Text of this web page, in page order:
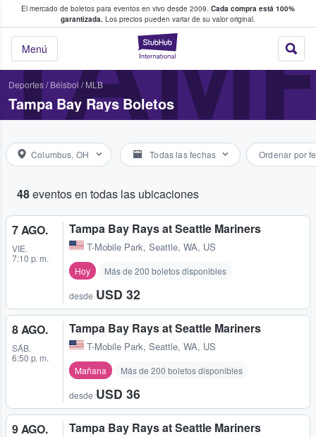
El mercado de boletos para eventos en vivo desde 2009. Cada compra está 100%
garantizada. Los precios pueden variar de su valor original.
StubHub: donde
Menú
fans compran y venden boletos
Deportes/ Béisbol/ MLB
Tampa Bay Rays Boletos
Columbus, OH Todas las fechas Ordenar por
48eventos en todas las ubicaciones
7 AGO.
VIE.
7:10 p. m.
Tampa Bay Rays at Seattle Mariners
T-Mobile Park, Seattle, WA, US
Hoy Más de 200 boletos disponibles
desde USD 32
8 AGO.
SÁB.
6:50 p. m.
Tampa Bay Rays at Seattle Mariners
T-Mobile Park, Seattle, WA, US
Mañana Más de 200 boletos disponibles
desde USD 36
9 AGO. Tampa Bay Rays at Seattle Mariners